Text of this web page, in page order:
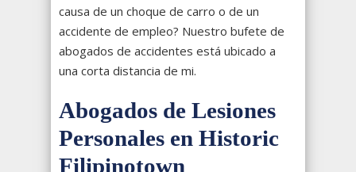
causa de un choque de carro o de un
accidente de empleo? Nuestro bufete de
abogados de accidentes está ubicado a
una corta distancia de mi.
Abogados de Lesiones
Personales en Historic
Filipinotown